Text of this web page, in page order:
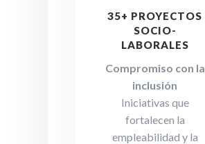
35+ PROYECTOS
SOCIO-
LABORALES
Compromiso con la
inclusión
Iniciativas que
fortalecen la
empleabilidad y la